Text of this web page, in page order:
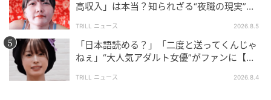
スマホの画面をタップすれば一瞬でコンテンツにアク
セスできる便利な時代だからこそ、かつて不便さの中
で手触りや気配と共に必死に守り抜いた作品への記憶
の濃さが、いかに特別なものであったかを噛み締める
ような、最高にエモーショナルな結末となりました。
高収入」は本当？知られざる“夜職の現実”と
TRILL ニュース 2026.8.5
「日本語読める？」「二度と送ってくんじゃ
ねぇ」“大人気アダルト女優”がファンに【ブ
TRILL ニュース 2026.8.4